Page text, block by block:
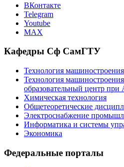
ВКонтакте
Telegram
Youtube
MAX
Кафедры Сф СамГТУ
Технология машиностроения
Технология
образовательный центр
Химическая технология
Общетеоретические
Электроснабжение
Информатика и системы
Экономика
Федеральные порталы